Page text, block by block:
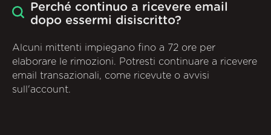
Perché continuo a ricevere email
dopo essermi disiscritto?
Alcuni mittenti impiegano fino a 72 ore per
elaborare le rimozioni. Potresti continuare a ricevere
email transazionali, come ricevute o avvisi
sull'account.